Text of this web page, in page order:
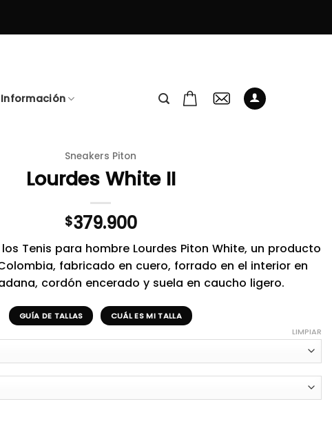
Información
Sneakers Piton
Lourdes White II
$379.900
Tenis para hombre Lourdes Piton White, un producto
fabricado en cuero, forrado en el interior en
cordón encerado y suela en caucho ligero.
GUÍA DE TALLAS CUÁL ES MI TALLA
LIMPIAR